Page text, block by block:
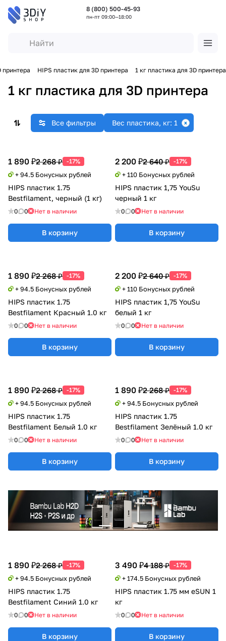
8 (800) 500-45-93
пн-пт 09:00—18:00
принтера HIPS пластик для 3D принтера 1 кг пластика для 3D принтера
1 кг пластика для 3D принтера
Все фильтры Вес пластика, кг: 1
1 890 ₽2 268 ₽ -17%
+ 94.5 Бонусных рублей
HIPS пластик 1.75
Bestfilament, черный (1 кг)
0 0 Нет в наличии
В корзину
2 200 ₽2 640 ₽ -17%
+ 110 Бонусных рублей
HIPS пластик 1,75 YouSu
черный 1 кг
0 0 Нет в наличии
В корзину
1 890 ₽2 268 ₽ -17%
+ 94.5 Бонусных рублей
HIPS пластик 1.75
Bestfilament Красный 1.0 кг
0 0 Нет в наличии
В корзину
2 200 ₽2 640 ₽ -17%
+ 110 Бонусных рублей
HIPS пластик 1,75 YouSu
белый 1 кг
0 0 Нет в наличии
В корзину
1 890 ₽2 268 ₽ -17%
+ 94.5 Бонусных рублей
HIPS пластик 1.75
Bestfilament Белый 1.0 кг
0 0 Нет в наличии
В корзину
1 890 ₽2 268 ₽ -17%
+ 94.5 Бонусных рублей
HIPS пластик 1.75
Bestfilament Зелёный 1.0 кг
0 0 Нет в наличии
В корзину
1 890 ₽2 268 ₽ -17%
+ 94.5 Бонусных рублей
HIPS пластик 1.75
Bestfilament Синий 1.0 кг
0 0 Нет в наличии
В корзину
3 490 ₽4 188 ₽ -17%
+ 174.5 Бонусных рублей
HIPS пластик 1.75 мм eSUN 1
кг
0 0 Нет в наличии
В корзину